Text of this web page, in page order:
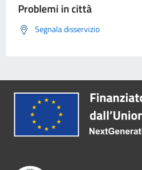
Problemi in città
Segnala disservizio